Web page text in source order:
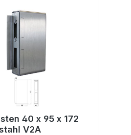
40 x 95 x 172
V2A